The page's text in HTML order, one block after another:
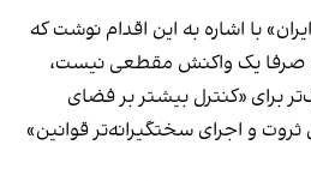
با اشاره به این اقدام نوشت که
صرفا یک واکنش مقطعی نیست،
برای «کنترل بیشتر بر فضای
و اجرای سختگیرانه‌تر قوانین»